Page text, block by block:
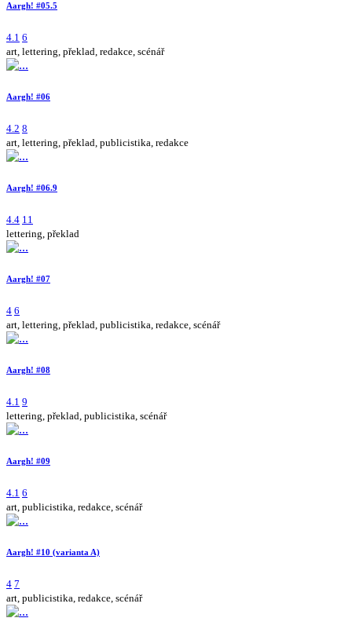
Aargh! #05.5
4.1 6
art, lettering, překlad, redakce, scénář
Aargh! #06
4.2 8
art, lettering, překlad, publicistika, redakce
Aargh! #06.9
4.4 11
lettering, překlad
Aargh! #07
4 6
art, lettering, překlad, publicistika, redakce, scénář
Aargh! #08
4.1 9
lettering, překlad, publicistika, scénář
Aargh! #09
4.1 6
art, publicistika, redakce, scénář
Aargh! #10 (varianta A)
4 7
art, publicistika, redakce, scénář